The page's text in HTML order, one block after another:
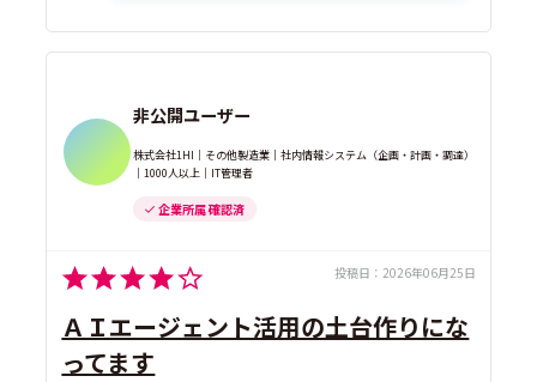
非公開ユーザー
株式会社1HI｜その他製造業｜社内情報システム（企画・計画・調達）
｜1000人以上｜IT管理者
企業所属 確認済
投稿日： 2026年06月25日
ＡＩエージェント活用の土台作りにな
ってます